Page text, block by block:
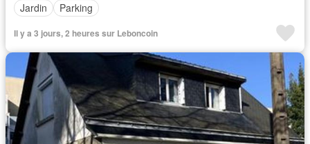
Jardin
Parking
Il y a 3 jours, 2 heures sur Leboncoin